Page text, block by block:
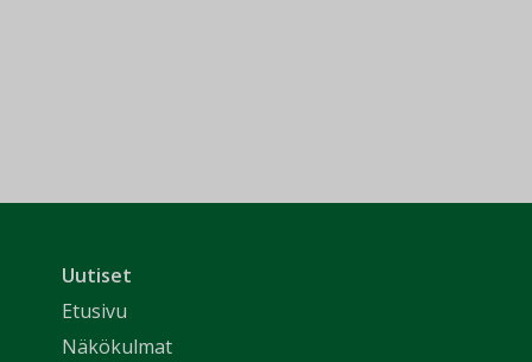
Uutiset
Etusivu
Näkökulmat